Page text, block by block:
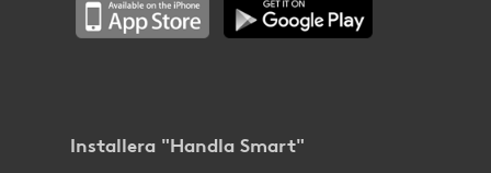
Installera "Handla Smart"